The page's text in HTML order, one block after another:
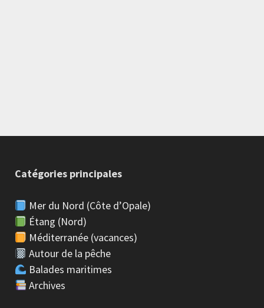
Catégories principales
Mer du Nord (Côte d’Opale)
Étang (Nord)
Méditerranée (vacances)
Autour de la pêche
Balades maritimes
Archives